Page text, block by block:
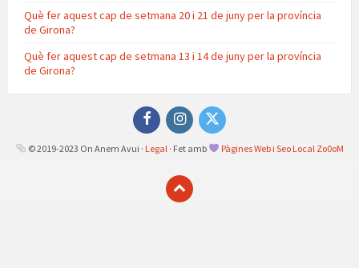
Què fer aquest cap de setmana 20 i 21 de juny per la província
de Girona?
Què fer aquest cap de setmana 13 i 14 de juny per la província
de Girona?
FacebookInstagramTwitter
© 2019-2023 On Anem Avui · Legal · Fet amb Pàgines Web i Seo Local Zo0oM